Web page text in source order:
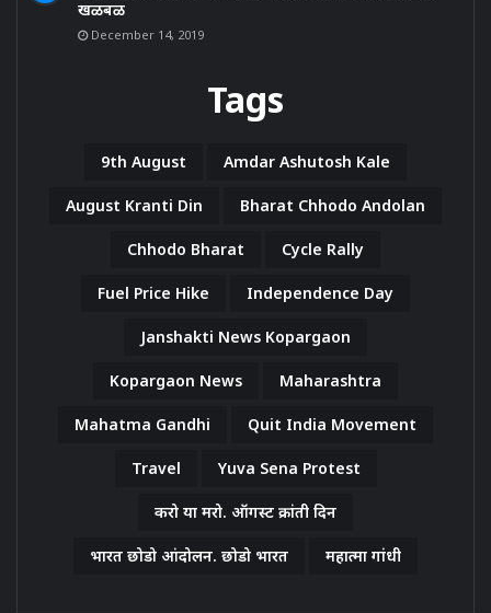
खळबळ
December 14, 2019
Tags
9th August Amdar Ashutosh Kale
August Kranti Din Bharat Chhodo Andolan
Chhodo Bharat Cycle Rally
Fuel Price Hike Independence Day
Janshakti News Kopargaon
Kopargaon News Maharashtra
Mahatma Gandhi Quit India Movement
Travel Yuva Sena Protest
करो या मरो. ऑगस्ट क्रांती दिन
भारत छोडो आंदोलन. छोडो भारत महात्मा गांधी